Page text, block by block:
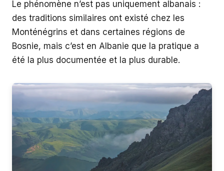
Le phénomène n’est pas uniquement albanais :
des traditions similaires ont existé chez les
Monténégrins et dans certaines régions de
Bosnie, mais c’est en Albanie que la pratique a
été la plus documentée et la plus durable.